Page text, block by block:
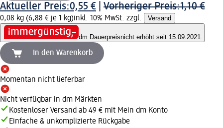
Aktueller Preis:0,55 € Vorheriger Preis:1,10 €
0,08 kg (6,88 € je 1 kg)inkl. 10% MwSt. zzgl. Versand
dm Dauerpreisnicht erhöht seit 15.09.2021
In den Warenkorb
Momentan nicht lieferbar
Nicht verfügbar in dm Märkten
Kostenloser Versand ab 49 € mit Mein dm Konto
Einfache & unkomplizierte Rückgabe